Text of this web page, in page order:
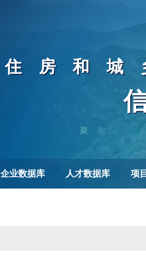
住房和
聚焦产
企业数据库 人才数据库 项